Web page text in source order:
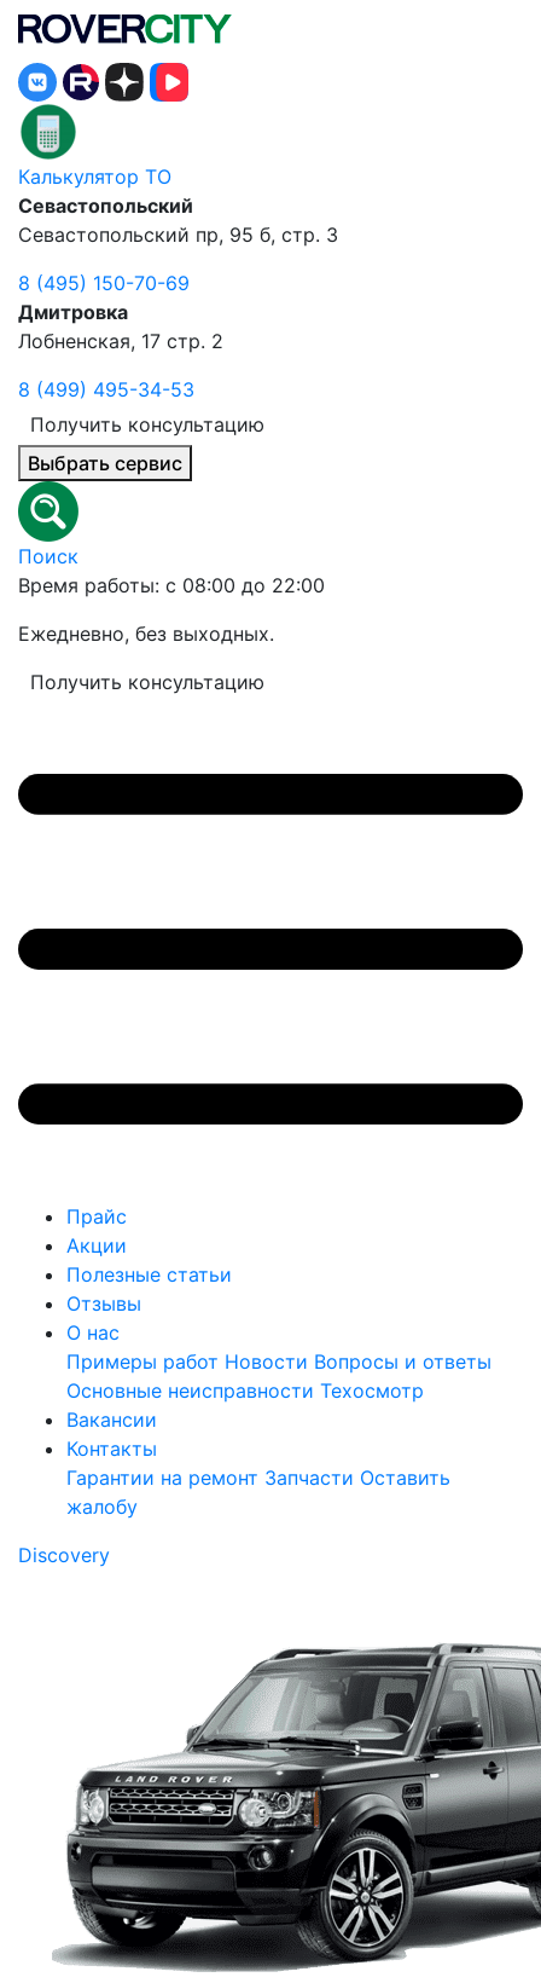
Калькулятор ТО
Севастопольский
Севастопольский пр, 95 б, стр. 3
8 (495) 150-70-69
Дмитровка
Лобненская, 17 стр. 2
8 (499) 495-34-53
Получить консультацию
Выбрать сервис
Поиск
Время работы: с 08:00 до 22:00
Ежедневно, без выходных.
Получить консультацию
Прайс
Акции
Полезные статьи
Отзывы
О нас
Примеры работ Новости Вопросы и ответы
Основные неисправности Техосмотр
Вакансии
Контакты
Гарантии на ремонт Запчасти Оставить
жалобу
Discovery